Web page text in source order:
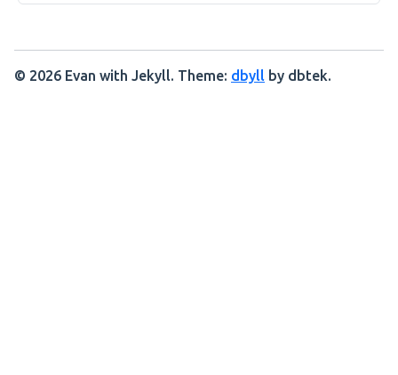
© 2026 Evan with Jekyll. Theme: dbyll by dbtek.